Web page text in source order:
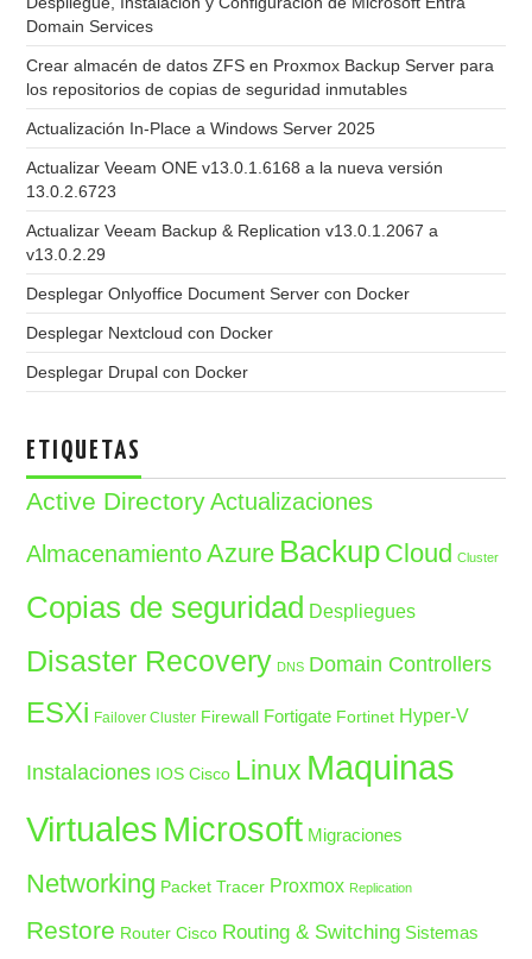
Domain Services
Crear almacén de datos ZFS en Proxmox Backup Server para
los repositorios de copias de seguridad inmutables
Actualización In-Place a Windows Server 2025
Actualizar Veeam ONE v13.0.1.6168 a la nueva versión
13.0.2.6723
Actualizar Veeam Backup & Replication v13.0.1.2067 a
v13.0.2.29
Desplegar Onlyoffice Document Server con Docker
Desplegar Nextcloud con Docker
Desplegar Drupal con Docker
ETIQUETAS
Active Directory Actualizaciones
Almacenamiento Azure Backup Cloud Cluster
Copias de seguridad Despliegues
Disaster Recovery DNS Domain Controllers
ESXi Failover Cluster Firewall Fortigate Fortinet Hyper-V
Instalaciones IOS Cisco Linux Maquinas
Virtuales Microsoft Migraciones
Networking Packet Tracer Proxmox Replication
Restore Router Cisco Routing & Switching Sistemas